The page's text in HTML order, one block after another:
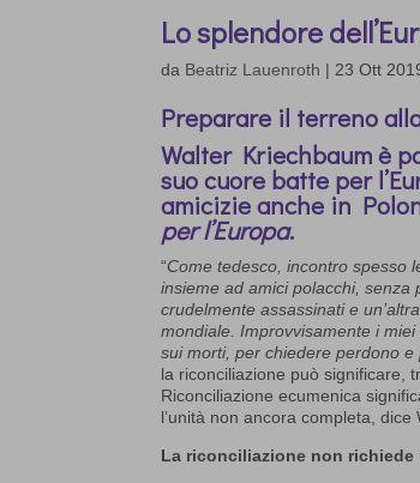
Lo splendore
da Beatriz Lauenroth | 23 Ott
Preparare il terreno
Walter Kriechbaum è
suo cuore batte per
amicizie anche in
per l’Europa.
“Come tedesco, incontro spesso
insieme ad amici polacchi,
crudelmente assassinati e
mondiale. Improvvisamente i
sui morti, per chiedere perdono e
la riconciliazione può significare,
Riconciliazione ecumenica
l’unità non ancora completa,
La riconciliazione non